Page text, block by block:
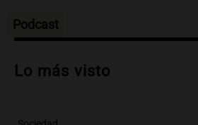
Episodios
Audio.Padres presentes,
cuando el padre mira
Podcast
Lo más visto